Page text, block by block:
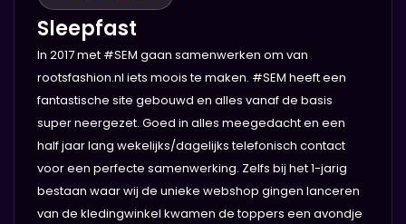
Sleepfast
In 2017 met #SEM gaan samenwerken om van
rootsfashion.nl iets moois te maken. #SEM heeft een
fantastische site gebouwd en alles vanaf de basis
super neergezet. Goed in alles meegedacht en een
half jaar lang wekelijks/dagelijks telefonisch contact
voor een perfecte samenwerking. Zelfs bij het 1-jarig
bestaan waar wij de unieke webshop gingen lanceren
van de kledingwinkel kwamen de toppers een avondje